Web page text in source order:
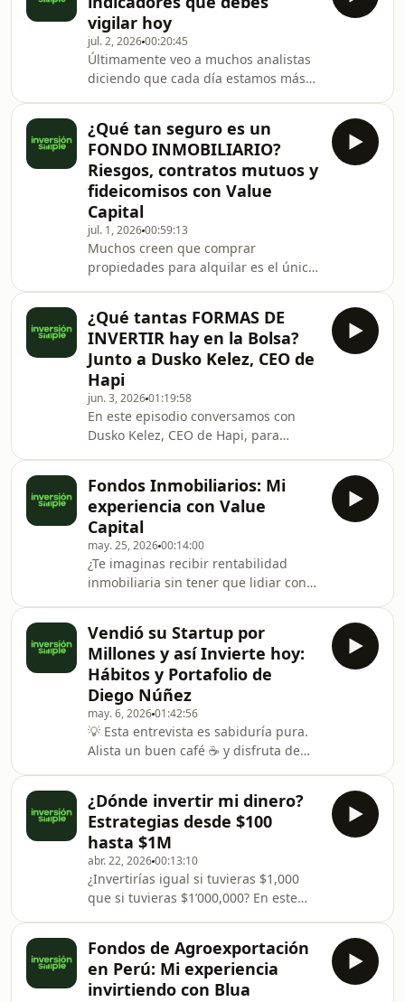
vigilar hoy
jul. 2, 202600:20:45
Últimamente veo a muchos analistas
diciendo que cada día estamos más
disco rayado y que todos los años hay
alguien anunciando el fin del mundo
financiero. Sin embargo, esta vez el
ruido es fuerte.No soy el tipo de
inversionista que intenta adelantarse
al mercado para vender todo o
apostar en contra; soy el clásico buy
and hold dispue
¿Qué tan seguro es un
FONDO INMOBILIARIO?
Riesgos, contratos mutuos y
fideicomisos con Value
Capital
jul. 1, 202600:59:13
Muchos creen que comprar
propiedades para alquilar es el único
buscando un inmueble o flujo de caja
real?En este episodio conversamos
con Oscar Saldaña, Gestor Comercial
de Value Capital, para desmenuzar
cómo funcionan los fondos
inmobiliarios por dentro, cómo se
canaliza el dinero en los proyectos de
Reyna Inmobiliaria y las diferenci
¿Qué tantas FORMAS DE
INVERTIR hay en la Bolsa?
Junto a Dusko Kelez, CEO de
Hapi
jun. 3, 202601:19:58
En este episodio conversamos con
Dusko Kelez, CEO de Hapi, para
real. Si estás cansado de los
conceptos técnicos difíciles de
entender, en esta entrevista te lo
resumimos de forma súper simple,
directa y al grano.🔥 ¡WEBINAR
GRATUITO CON HAPI! 🔥 ¿Quieres
comprar tu primera acción pero no
sabes por dónde empezar? 📅 Este
Miércoles 17
Fondos Inmobiliarios: Mi
experiencia con Value
Capital
may. 25, 202600:14:00
¿Te imaginas recibir rentabilidad
inmobiliaria sin tener que lidiar con
cuento cómo pasé de una mala
experiencia previa a estructurar una
inversión con mayor seguridad. No se
trata solo de invertir, sino de entender
a pasar de ahorrista a inversionista
con flujo de caja real.En este capítulo
analizamos: 🧐✅Seguridad Blindada:
Có
Vendió su Startup por
Millones y así Invierte hoy:
Hábitos y Portafolio de
Diego Núñez
may. 6, 202601:42:56
💡 Esta entrevista es sabiduría pura.
Alista un buen café ☕ y disfruta de
inversionista.¿Tendrías la disciplina
de seguir adelante si tus ahorros de
toda la vida estuvieran en juego y no
cobraras ni un sol por 6 meses? 😱 En
este episodio, nos juntamos con
Diego Núñez, co-fundador de
ListoPro, un peruano que logró lo que
muchos sueñan: ve
¿Dónde invertir mi dinero?
Estrategias desde $100
hasta $1M
abr. 22, 202600:13:10
¿Invertirías igual si tuvieras $1,000
que si tuvieras $1’000,000? En este
muestro cómo debe evolucionar tu
dinero para que realmente trabaje
por ti.En este capítulo analizamos:✅
Fondos de Agroexportación
en Perú: Mi experiencia
invirtiendo con Blua